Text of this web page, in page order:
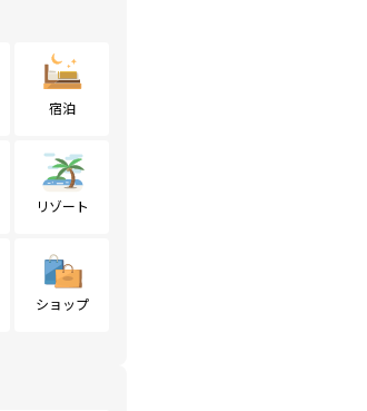
宿泊
リゾート
ショップ